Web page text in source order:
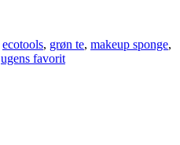
ecotools, grøn te, makeup sponge,
ugens favorit